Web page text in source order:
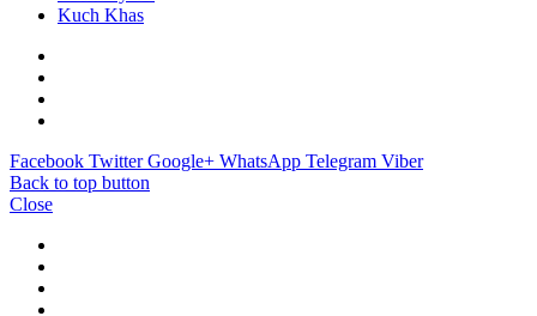
Kuch Khas
Facebook Twitter Google+ WhatsApp Telegram Viber
Back to top button
Close